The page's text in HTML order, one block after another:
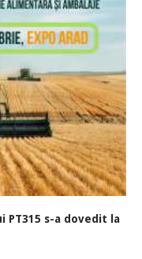
PT315 s-a dovedit la